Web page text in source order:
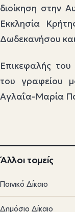
διοίκηση στην
Εκκλησία
Δωδεκανήσου
Επικεφαλής του
του γραφείου
Αγλαΐα-Μαρία
Άλλοι τομείς
Ποινικό Δίκαιο
Δημόσιο Δίκαιο